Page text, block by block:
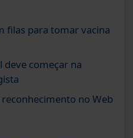
filas para tomar vacina
começar na
no Web